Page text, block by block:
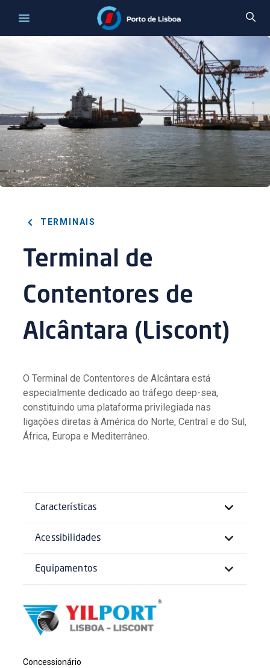
TERMINAIS
Terminal de
Contentores de
Alcântara (Liscont)
O Terminal de Contentores de Alcântara está
especialmente dedicado ao tráfego deep-sea,
constituindo uma plataforma privilegiada nas
ligações diretas à América do Norte, Central e do Sul,
África, Europa e Mediterrâneo.
Características
Acessibilidades
Equipamentos
Concessionário